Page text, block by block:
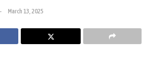
March 13, 2025